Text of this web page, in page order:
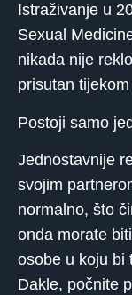
Istraživanje u
Sexual
nikada nije
prisutan
Postoji samo
Jednostavnije
svojim
normalno, što
onda morate
osobe u koju bi
Dakle, počnite